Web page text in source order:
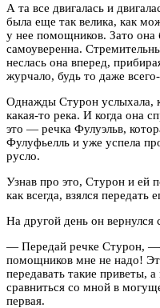
А та все двигалась и
была еще так велика, как
у нее помощников. Зато она
самоуверенна.
неслась она вперед,
журчало, будь то даже
Однажды Стурон услыхала,
какая-то река. И когда она
это — речка Фулуэльв,
Фулуфьелль и уже успела
русло.
Узнав про это, Стурон и ей
как всегда, взялся передать
На другой день он вернулся
— Передай речке Стурон, —
помощников мне не надо!
передавать такие приветы,
сравниться со мной в
первая.